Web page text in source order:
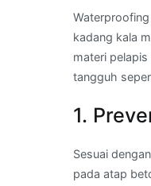
kadang kala
materi
tangguh
1.
Sesuai
pada atap